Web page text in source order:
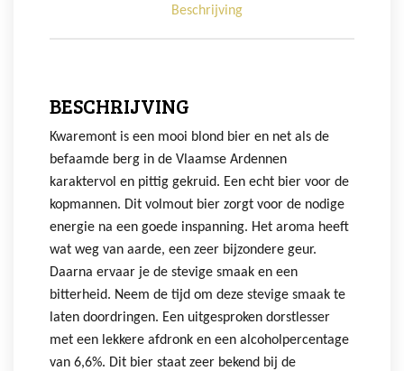
Beschrijving
BESCHRIJVING
Kwaremont is een mooi blond bier en net als de
befaamde berg in de Vlaamse Ardennen
karaktervol en pittig gekruid. Een echt bier voor de
kopmannen. Dit volmout bier zorgt voor de nodige
energie na een goede inspanning. Het aroma heeft
wat weg van aarde, een zeer bijzondere geur.
Daarna ervaar je de stevige smaak en een
bitterheid. Neem de tijd om deze stevige smaak te
laten doordringen. Een uitgesproken dorstlesser
met een lekkere afdronk en een alcoholpercentage
van 6,6%. Dit bier staat zeer bekend bij de